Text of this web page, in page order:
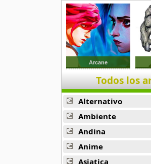
Andy Boy
42 músicas online
Angel Olmos
9 músicas online
Anonimus
20 músicas online
Anton La Voz De Oro
10 músicas online
Anuel Aa
257 músicas online
Arcane
Todos los
Alternativo
Ambiente
Andina
Anime
Asiatica